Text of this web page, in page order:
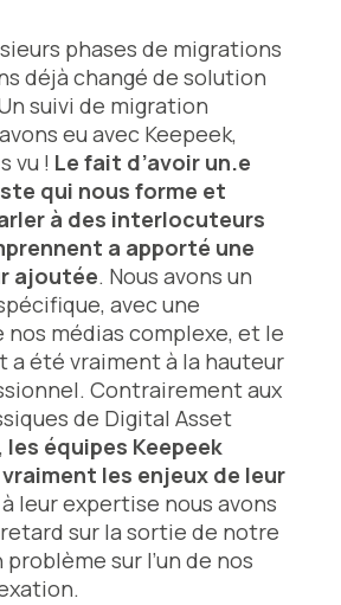
phases de migrations
déjà changé de solution
suivi de migration
eu avec Keepeek,
vu ! Le fait d’avoir un.e
qui nous forme et
à des interlocuteurs
a apporté une
ajoutée. Nous avons un
avec une
médias complexe, et le
a été vraiment à la hauteur
Contrairement aux
de Digital Asset
les équipes Keepeek
les enjeux de leur
leur expertise nous avons
sur la sortie de notre
sur l’un de nos